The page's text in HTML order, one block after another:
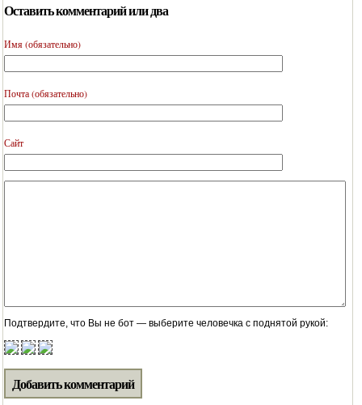
Оставить комментарий или два
Имя (обязательно)
Почта (обязательно)
Сайт
Подтвердите, что Вы не бот — выберите человечка с поднятой рукой: